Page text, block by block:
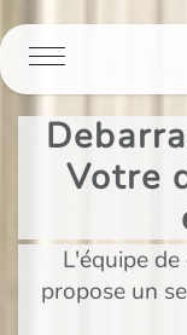
Votre
L'équipe
propose un